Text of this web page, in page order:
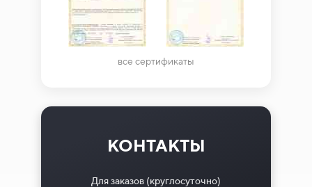
все сертификаты
КОНТАКТЫ
Для заказов (круглосуточно)